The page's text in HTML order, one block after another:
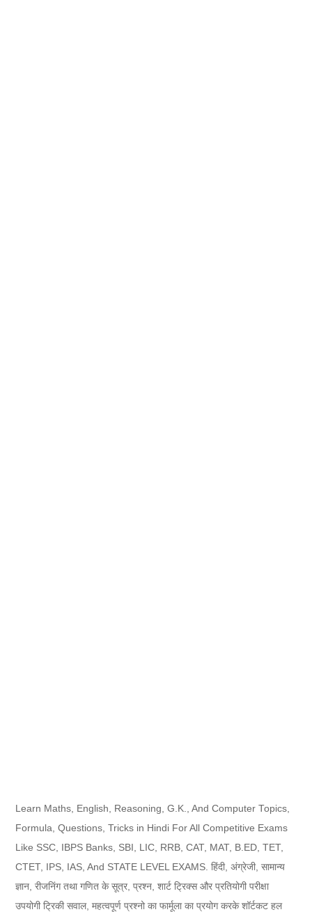
Learn Maths, English, Reasoning, G.K., And Computer Topics,
Formula, Questions, Tricks in Hindi For All Competitive Exams
Like SSC, IBPS Banks, SBI, LIC, RRB, CAT, MAT, B.ED, TET,
CTET, IPS, IAS, And STATE LEVEL EXAMS. हिंदी, अंग्रेजी, सामान्य
ज्ञान, रीजनिंग तथा गणित के सूत्र, प्रश्न, शार्ट ट्रिक्स और प्रतियोगी परीक्षा
उपयोगी ट्रिकी सवाल, महत्वपूर्ण प्रश्नो का फार्मूला का प्रयोग करके शॉर्टकट हल